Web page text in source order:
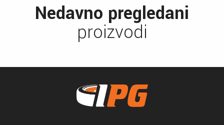
Nedavno pregledani
proizvodi